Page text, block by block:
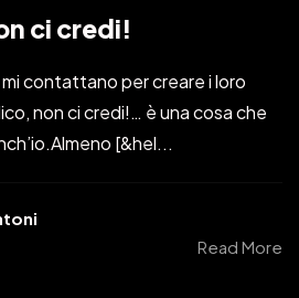
ci credi!
contattano per creare i loro
non ci credi!… è una cosa che
[&hel...
Read More